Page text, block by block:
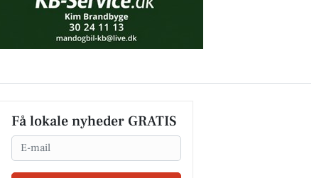
Få lokale nyheder GRATIS
Email